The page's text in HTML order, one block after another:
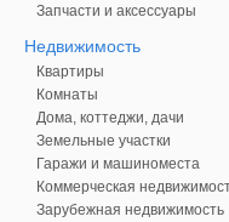
Запчасти и аксессуары
Недвижимость
Квартиры
Комнаты
Дома, коттеджи, дачи
Земельные участки
Гаражи и машиноместа
Коммерческая
Зарубежная недвижимость